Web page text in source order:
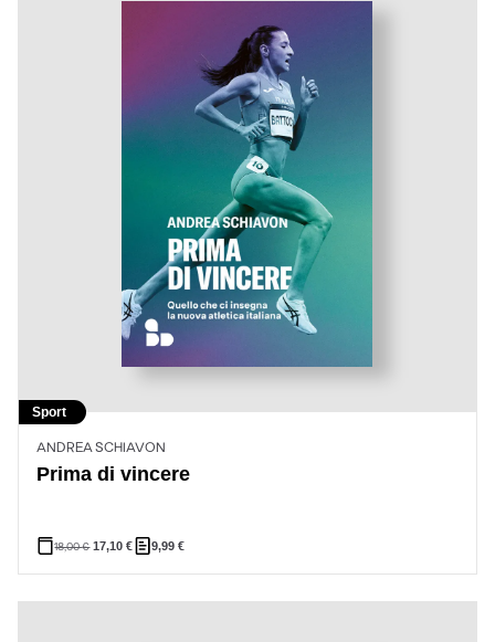
Sport
ANDREA SCHIAVON
Prima di vincere
18,00€ 17,10€ 9,99 €